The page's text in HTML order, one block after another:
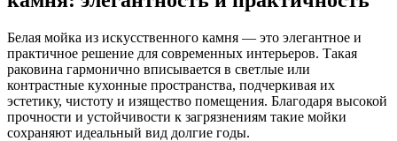
Белая мойка из искусственного камня — это элегантное и
практичное решение для современных интерьеров. Такая
раковина гармонично вписывается в светлые или
контрастные кухонные пространства, подчеркивая их
эстетику, чистоту и изящество помещения. Благодаря высокой
прочности и устойчивости к загрязнениям такие мойки
сохраняют идеальный вид долгие годы.